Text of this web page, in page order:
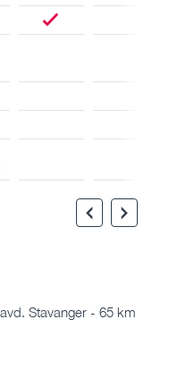
Stavanger - 65 km